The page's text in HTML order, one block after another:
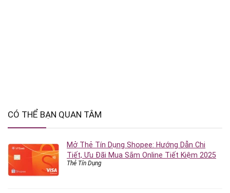
CÓ THỂ BẠN QUAN TÂM
Mở Thẻ Tín Dụng Shopee: Hướng Dẫn Chi
Tiết, Ưu Đãi Mua Sắm Online Tiết Kiệm 2025
Thẻ Tín Dụng